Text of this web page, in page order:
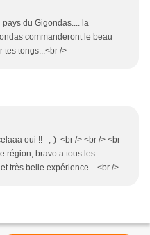
du Gigondas.... la
commanderont le beau
tes tongs...<br />
oui !! ;-) <br /> <br /> <br
région, bravo a tous les
très belle expérience. <br />